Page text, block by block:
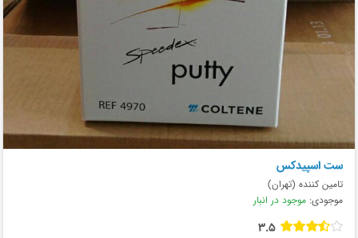
ست اسپیدکس
تامین کننده (تهران)
موجودی: موجود در انبار
3.5